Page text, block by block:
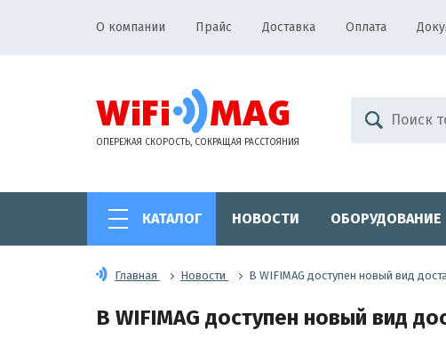
О компании Прайс Доставка Оплата
ОПЕРЕЖАЯ СКОРОСТЬ, СОКРАЩАЯ РАССТОЯНИЯ
КАТАЛОГ НОВОСТИ ОБОРУДОВАНИЕ
Главная Новости В WIFIMAG доступен новый вид
В WIFIMAG доступен новый вид